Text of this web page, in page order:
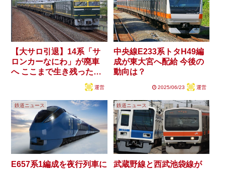
【大サロ引退】14系「サ
ロンカーなにわ」が廃車
へ ここまで生き残った理
運営
中央線E233系トタH49編
成が東大宮へ配給 今後の
動向は？
2025/06/23 運営
鉄道ニュース
E657系1編成を夜行列車に
鉄道ニュース
武蔵野線と西武池袋線が